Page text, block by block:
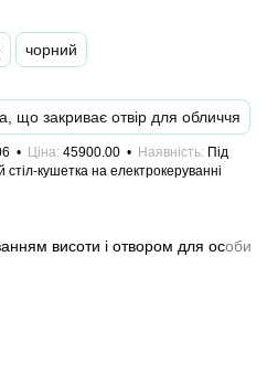
чорний
що закриває отвір для обличчя
Ціна 45900.00 Наявність Під
кушетка на електрокеруванні